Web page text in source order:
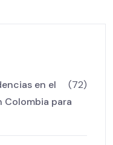
en el
Colombia para
(72)